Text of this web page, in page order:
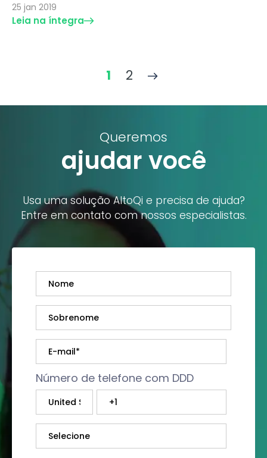
25 jan 2019
Leia na íntegra
1 2
Queremos
ajudar você
Usa uma solução AltoQi e precisa de ajuda?
Entre em contato com nossos especialistas.
Número de telefone com DDD